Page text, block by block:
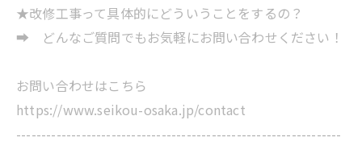
★改修工事って具体的にどういうことをするの？
➡ どんなご質問でもお気軽にお問い合わせください！
お問い合わせはこちら
https://www.seikou-osaka.jp/contact
-----------------------------------------------------------------